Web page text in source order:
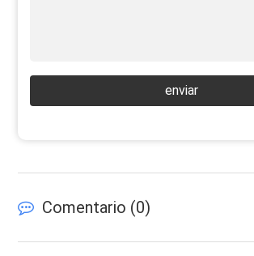
enviar
Comentario (0)